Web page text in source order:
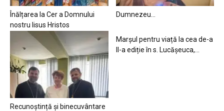
Înălțarea la Cer a Domnului
nostru Iisus Hristos
Dumnezeu…
Recunoștință și binecuvântare
Marșul pentru viață la cea de-a
II-a ediție în s. Lucășeuca,...